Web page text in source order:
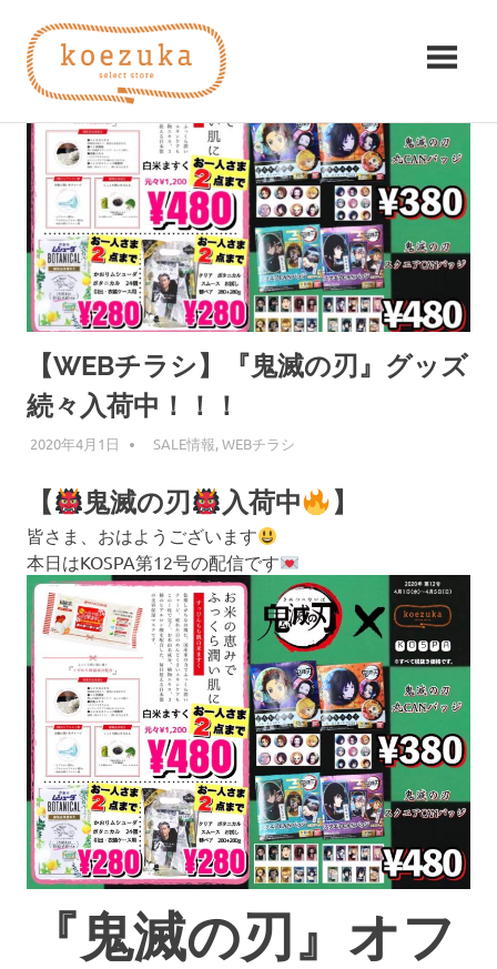
ツ
koezuka（こ
づ
か）
つ
け
る
シ
ア
ワ
セ。
【WEBチラシ】『鬼滅の刃』グッズ
続々入荷中！！！
2020年4月1日 編集者
SALE情報,WEBチラシ
【 鬼滅の刃 入荷中 】
皆さま、おはようございます
本日はKOSPA第12号の配信です
『鬼滅の刃』オフ